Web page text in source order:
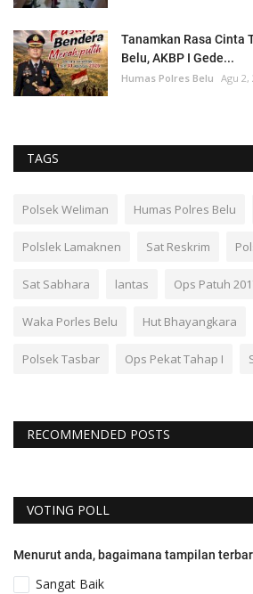
Tanamkan Rasa Cinta
Belu, AKBP I Gede...
Humas Polres Belu Agu 2,
TAGS
Polsek Weliman Humas Polres Belu
Polslek Lamaknen Sat Reskrim
Sat Sabhara lantas Ops Patuh
Waka Porles Belu Hut Bhayangkara
Polsek Tasbar Ops Pekat Tahap I
RECOMMENDED POSTS
VOTING POLL
Menurut anda, bagaimana tampilan
Sangat Baik